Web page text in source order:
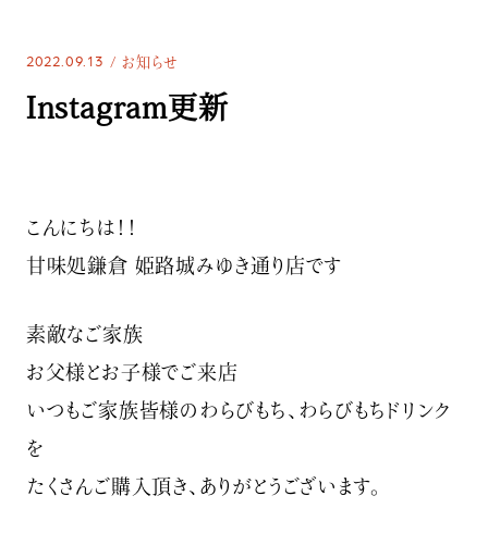
2022.09.13 お知らせ
Instagram更新
こんにちは！！
甘味処鎌倉 姫路城みゆき通り店です
素敵なご家族
お父様とお子様でご来店‍‍
いつもご家族皆様のわらびもち、わらびもちドリンク
を
たくさんご購入頂き、ありがとうございます。